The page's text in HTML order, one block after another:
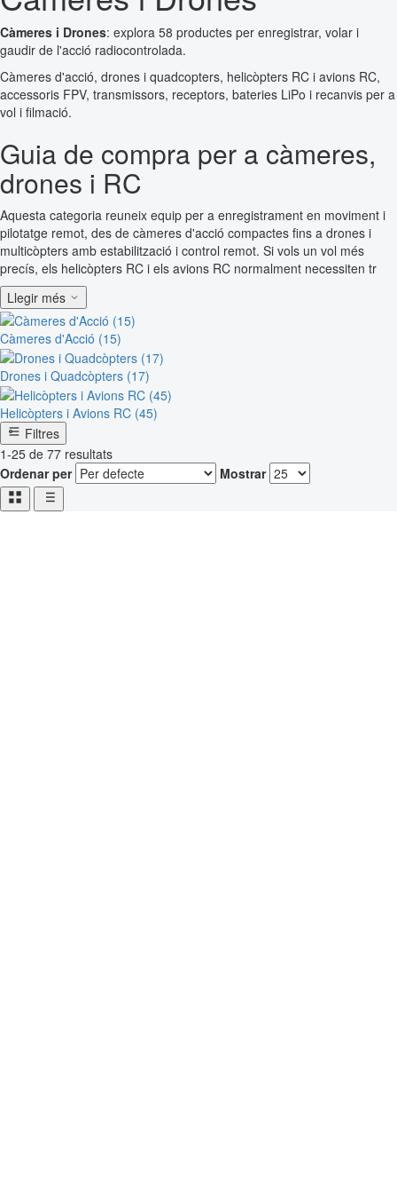
Càmeres i Drones: explora 58 productes per enregistrar, volar i
gaudir de l'acció radiocontrolada.
Càmeres d'acció, drones i quadcopters, helicòpters RC i avions RC,
accessoris FPV, transmissors, receptors, bateries LiPo i recanvis per a
vol i filmació.
Guia de compra per a càmeres,
drones i RC
Aquesta categoria reuneix equip per a enregistrament en moviment i
pilotatge remot, des de càmeres d'acció compactes fins a drones i
multicòpters amb estabilització i control remot. Si vols un vol més
precís, els helicòpters RC i els avions RC normalment necessiten tr
Llegir més
Càmeres d'Acció (15)
Drones i Quadcòpters (17)
Helicòpters i Avions RC (45)
Filtres
1-25 de 77 resultats
Ordenar per
Mostrar